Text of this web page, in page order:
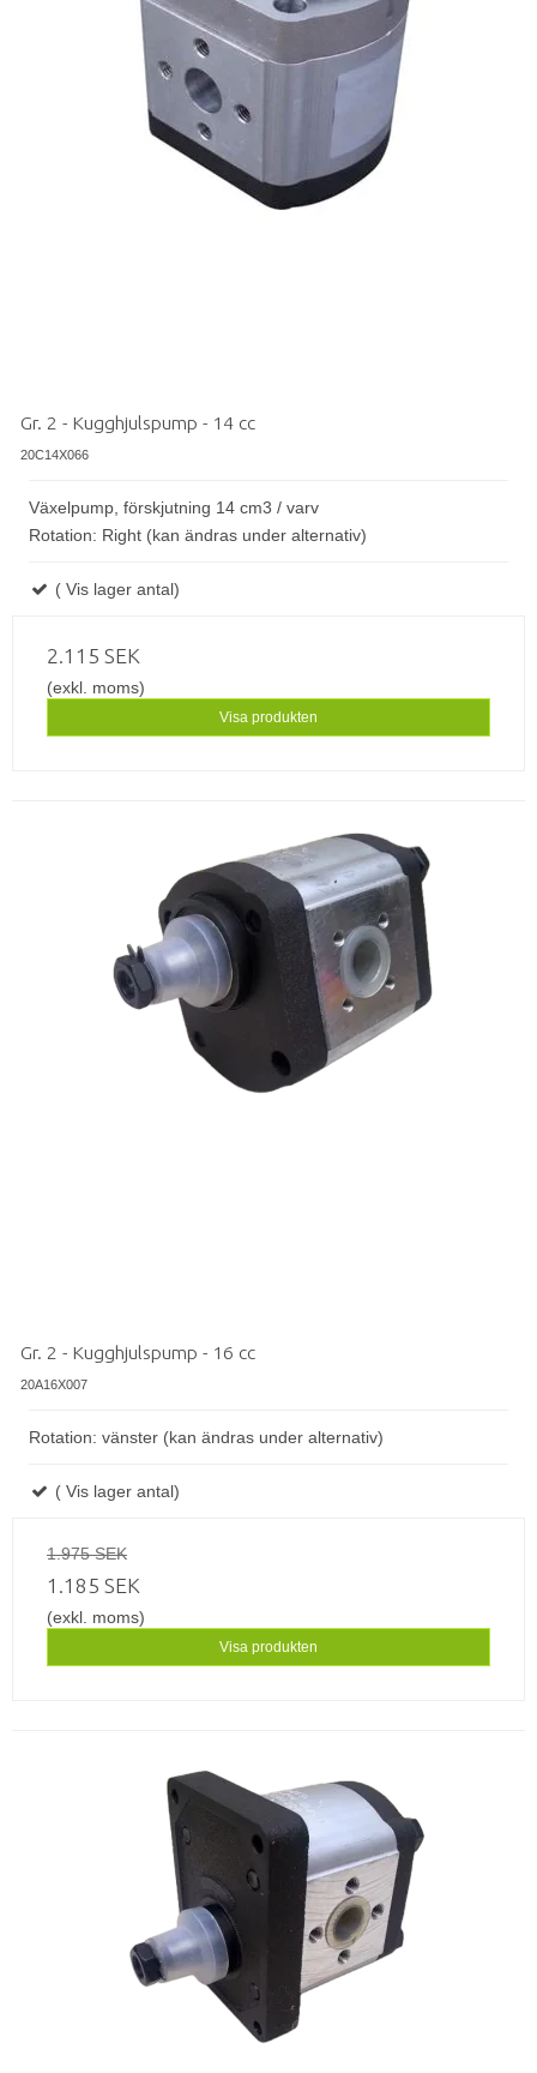
Gr. 2 - Kugghjulspump - 14 cc
20C14X066
Växelpump, förskjutning 14 cm3 / varv
Rotation: Right (kan ändras under alternativ)
( Vis lager antal)
2.115 SEK
(exkl. moms)
Visa produkten
Gr. 2 - Kugghjulspump - 16 cc
20A16X007
Rotation: vänster (kan ändras under alternativ)
( Vis lager antal)
1.975 SEK
1.185 SEK
(exkl. moms)
Visa produkten